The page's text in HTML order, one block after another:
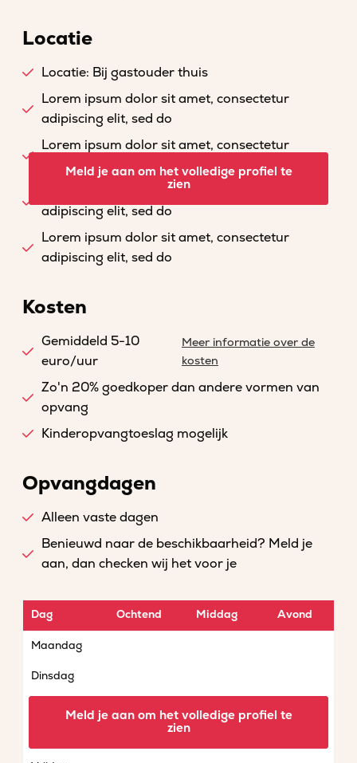
Locatie
Locatie: Bij gastouder thuis
Lorem ipsum dolor sit amet, consectetur
adipiscing elit, sed do
Lorem ipsum dolor sit amet, consectetur
adipiscing elit, sed do
Lorem ipsum dolor sit amet, consectetur
adipiscing elit, sed do
Lorem ipsum dolor sit amet, consectetur
adipiscing elit, sed do
Meld je aan om het volledige profiel te
zien
Kosten
Gemiddeld 5-10
euro/uur
Meer informatie over de
kosten
Zo'n 20% goedkoper dan andere vormen van
opvang
Kinderopvangtoeslag mogelijk
Opvangdagen
Alleen vaste dagen
Benieuwd naar de beschikbaarheid? Meld je
aan, dan checken wij het voor je
Dag Ochtend Middag Avond
Maandag
Dinsdag
Meld je aan om het volledige profiel te
zien